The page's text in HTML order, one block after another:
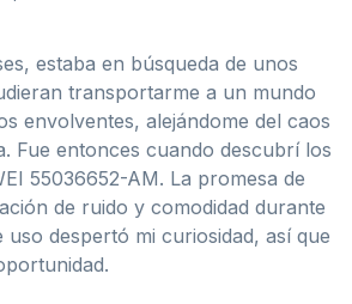
estaba en búsqueda de unos
transportarme a un mundo
envolventes, alejándome del caos
Fue entonces cuando descubrí los
55036652-AM. La promesa de
de ruido y comodidad durante
uso despertó mi curiosidad, así que